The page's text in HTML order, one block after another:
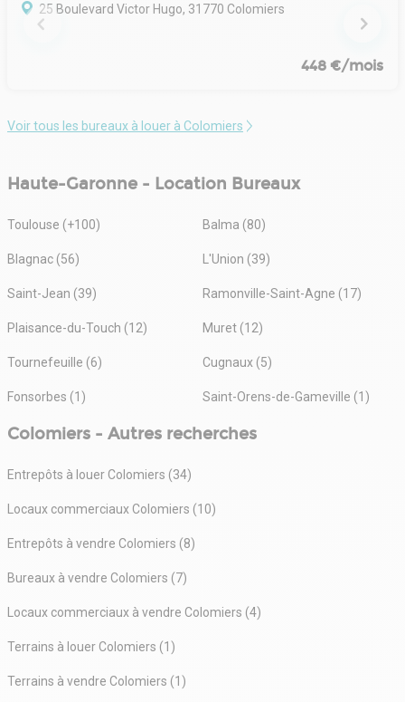
25 Boulevard Victor Hugo, 31770 Colomiers
448 €/mois
Voir tous les bureaux à louer à Colomiers
Haute-Garonne - Location Bureaux
Toulouse (+100) Balma (80)
Blagnac (56) L'Union (39)
Saint-Jean (39) Ramonville-Saint-Agne (17)
Plaisance-du-Touch (12) Muret (12)
Tournefeuille (6) Cugnaux (5)
Fonsorbes (1) Saint-Orens-de-Gameville (1)
Colomiers - Autres recherches
Entrepôts à louer Colomiers (34)
Locaux commerciaux Colomiers (10)
Entrepôts à vendre Colomiers (8)
Bureaux à vendre Colomiers (7)
Locaux commerciaux à vendre Colomiers (4)
Terrains à louer Colomiers (1)
Terrains à vendre Colomiers (1)